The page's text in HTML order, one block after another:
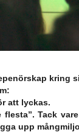
att lyckas.
Tack
upp